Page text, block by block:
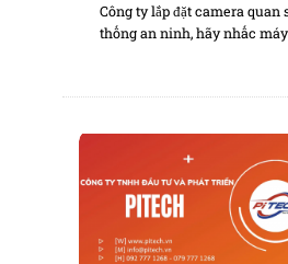
Công ty lắp đặt camera
thống an ninh, hãy nhấc